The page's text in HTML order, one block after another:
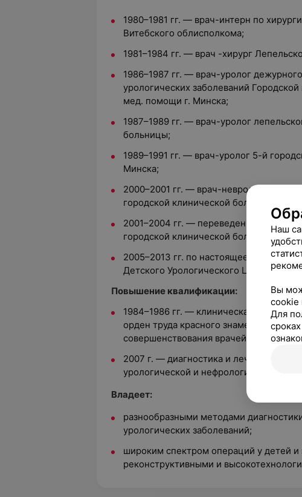
1980–1981 гг. — врач-интерн по
Витебского облисполкома;
1981–1984 гг. — врач -хирург
1986–1987 гг. — врач-уролог
урологических заболеваний
мед. помощи г. Минска;
1987–1989 гг. — врач-уролог
больницы;
1989–1991 гг. — врач-уролог 5-й
Минска;
2000–2001 гг. — врач-невролог
городской клинической больницы г.
2001–2004 гг. — переведен на
городской клинической больницы г.
2005–2013 гг. по настоящее время —
Детского Урологического Центра.
Повышение квалификации:
1984–1986 гг. — клиническая
орден труда красного знамени
совершенствования врачей (в
2007 г. — диагностика и лечение
урологической и нефрологической
Владеет:
разнообразными методами
урологических заболеваний;
широким спектром операций у детей и
реконструктивными и
Наш
Вы
cookie
Для